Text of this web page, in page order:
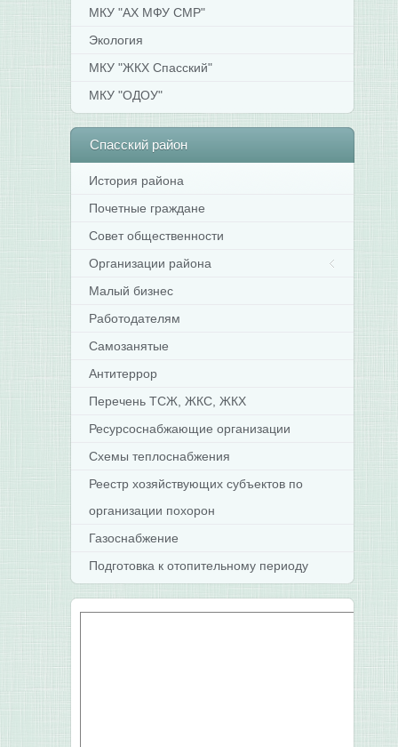
МКУ "АХ МФУ СМР"
Экология
МКУ "ЖКХ Спасский"
МКУ "ОДОУ"
Спасскийрайон
История района
Почетные граждане
Совет общественности
Организации района
Малый бизнес
Работодателям
Самозанятые
Антитеррор
Перечень ТСЖ, ЖКС, ЖКХ
Ресурсоснабжающие организации
Схемы теплоснабжения
Реестр хозяйствующих субъектов по
организации похорон
Газоснабжение
Подготовка к отопительному периоду